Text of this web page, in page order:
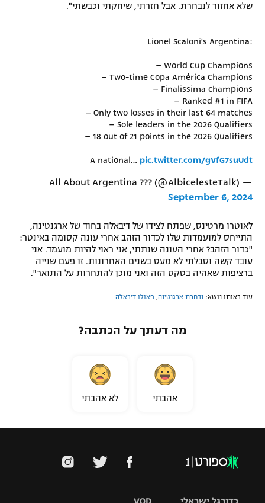
שלא אחזור לנבחרת. אבל חזרתי, שיחקתי וכבשתי".
Lionel Scaloni's Argentina:
– World Cup Champions
– Two-time Copa América Champions
– Finalissima champions
– Ranked #1 in FIFA
– Only two losses in their last 64 matches
– Sole leaders in the 2026 Qualifiers
– 18 out of 21 points in the 2026 Qualifiers
A national… pic.twitter.com/gVfG7suUdt
— All About Argentina ??? (@AlbicelesteTalk)
September 6, 2024
לאוטרו מרטינס, שפתח לצידו של דיבאלה בחוד של ארגנטינה,
התייחס למועמדות שלו לכדור הזהב אחרי עונה קסומה באינטר:
"כדור הזהב? אחרי העונה שנתתי, אני ראוי להיות מועמד. אני
עובד קשה וסבלתי לא מעט בשנים האחרונות. זו פעם שנייה
ברציפות שאהיה בטקס הזה ואני מוכן להתחרות על התואר".
עוד באותו נושא: נבחרת ארגנטינה פאולו דיבאלה
מה דעתך על הכתבה?
אהבתי לא אהבתי
VOD כדורגל ישראלי